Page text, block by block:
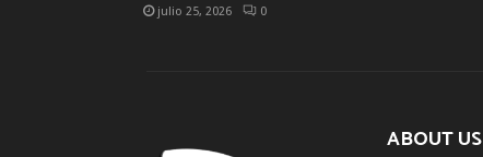
julio 25, 2026 0
ABOUT US